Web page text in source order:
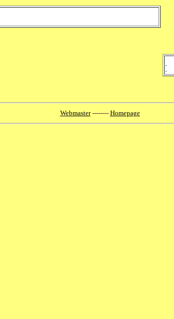
-
-
Webmaster-------- Homepage